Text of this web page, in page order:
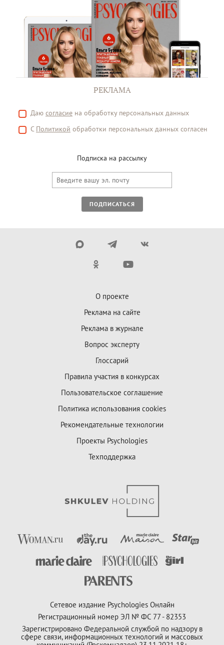
РЕКЛАМА
Даю согласие на обработку персональных данных
С Политикой обработки персональных данных согласен
Подписка на рассылку
ПОДПИСАТЬСЯ
О проекте
Реклама на сайте
Реклама в журнале
Вопрос эксперту
Глоссарий
Правила участия в конкурсах
Пользовательское соглашение
Политика использования cookies
Рекомендательные технологии
Проекты Psychologies
Техподдержка
Сетевое издание Psychologies Онлайн
Регистрационный номер ЭЛ № ФС 77 - 82353
Зарегистрировано Федеральной службой по надзору в
сфере связи, информационных технологий и массовых